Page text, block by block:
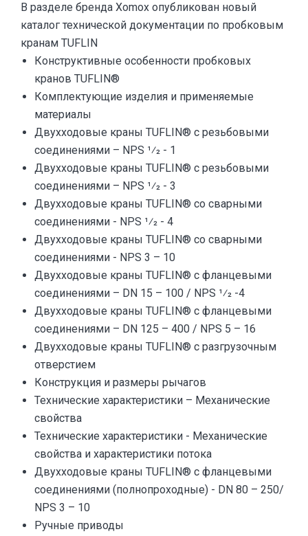
В разделе бренда Xomox опубликован новый
каталог технической документации по пробковым
кранам TUFLIN
Конструктивные особенности пробковых
кранов TUFLIN®
Комплектующие изделия и применяемые
материалы
Двухходовые краны TUFLIN® с резьбовыми
соединениями – NPS 1⁄2 - 1
Двухходовые краны TUFLIN® с резьбовыми
соединениями – NPS 1⁄2 - 3
Двухходовые краны TUFLIN® со сварными
соединениями - NPS 1⁄2 - 4
Двухходовые краны TUFLIN® со сварными
соединениями - NPS 3 – 10
Двухходовые краны TUFLIN® с фланцевыми
соединениями – DN 15 – 100 / NPS 1⁄2 -4
Двухходовые краны TUFLIN® с фланцевыми
соединениями – DN 125 – 400 / NPS 5 – 16
Двухходовые краны TUFLIN® с разгрузочным
отверстием
Конструкция и размеры рычагов
Технические характеристики – Механические
свойства
Технические характеристики - Механические
свойства и характеристики потока
Двухходовые краны TUFLIN® с фланцевыми
соединениями (полнопроходные) - DN 80 – 250/
NPS 3 – 10
Ручные приводы